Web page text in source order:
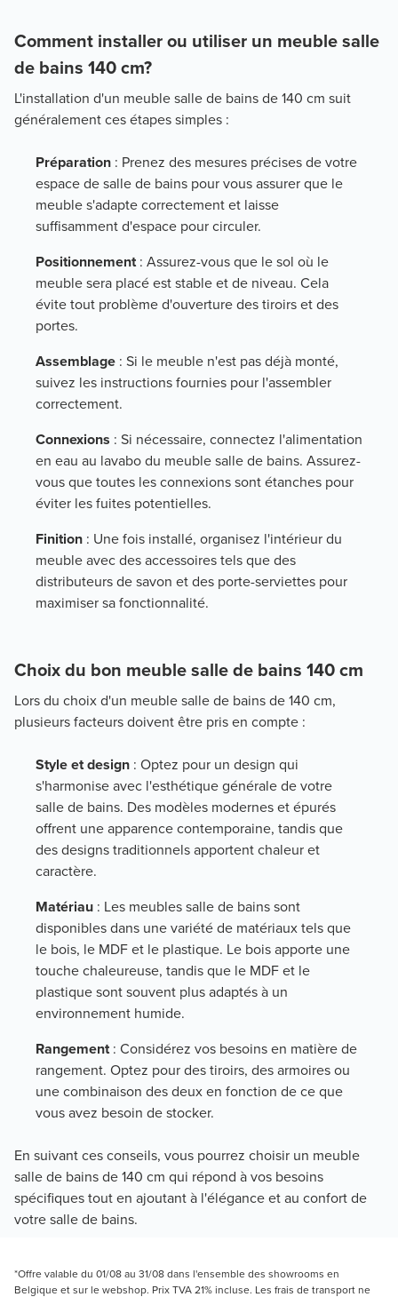
Comment installer ou utiliser un meuble salle
de bains 140 cm?
L'installation d'un meuble salle de bains de 140 cm suit
généralement ces étapes simples :
Préparation : Prenez des mesures précises de votre
espace de salle de bains pour vous assurer que le
meuble s'adapte correctement et laisse
suffisamment d'espace pour circuler.
Positionnement: Assurez-vous que le sol où le
meuble sera placé est stable et de niveau. Cela
évite tout problème d'ouverture des tiroirs et des
portes.
Assemblage : Si le meuble n'est pas déjà monté,
suivez les instructions fournies pour l'assembler
correctement.
Connexions : Si nécessaire, connectez l'alimentation
en eau au lavabo du meuble salle de bains. Assurez-
vous que toutes les connexions sont étanches pour
éviter les fuites potentielles.
Finition : Une fois installé, organisez l'intérieur du
meuble avec des accessoires tels que des
distributeurs de savon et des porte-serviettes pour
maximiser sa fonctionnalité.
Choix du bon meuble salle de bains 140 cm
Lors du choix d'un meuble salle de bains de 140 cm,
plusieurs facteurs doivent être pris en compte :
Style et design : Optez pour un design qui
s'harmonise avec l'esthétique générale de votre
salle de bains. Des modèles modernes et épurés
offrent une apparence contemporaine, tandis que
des designs traditionnels apportent chaleur et
caractère.
Matériau : Les meubles salle de bains sont
disponibles dans une variété de matériaux tels que
le bois, le MDF et le plastique. Le bois apporte une
touche chaleureuse, tandis que le MDF et le
plastique sont souvent plus adaptés à un
environnement humide.
Rangement: Considérez vos besoins en matière de
rangement. Optez pour des tiroirs, des armoires ou
une combinaison des deux en fonction de ce que
vous avez besoin de stocker.
En suivant ces conseils, vous pourrez choisir un meuble
salle de bains de 140 cm qui répond à vos besoins
spécifiques tout en ajoutant à l'élégance et au confort de
votre salle de bains.
*Offre valable du 01/08 au 31/08 dans l'ensemble des showrooms en
Belgique et sur le webshop. Prix TVA 21% incluse. Les frais de transport ne